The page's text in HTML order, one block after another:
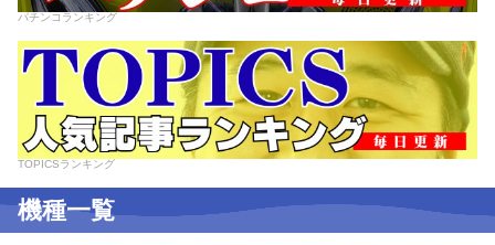
パチンコランキング
TOPICSランキング
機種一覧